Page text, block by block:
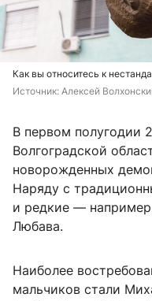
Как вы относитесь к
Источник: Алексей
В первом полугодии
Волгоградской
новорожденных
Наряду с
и редкие —
Любава.
Наиболее
мальчиков стали